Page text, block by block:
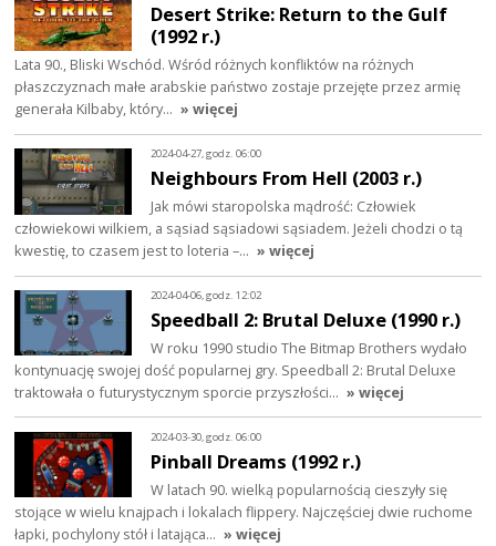
Desert Strike: Return to the Gulf
(1992 r.)
Lata 90., Bliski Wschód. Wśród różnych konfliktów na różnych
płaszczyznach małe arabskie państwo zostaje przejęte przez armię
generała Kilbaby, który… » więcej
2024-04-27, godz. 06:00
Neighbours From Hell (2003 r.)
Jak mówi staropolska mądrość: Człowiek
człowiekowi wilkiem, a sąsiad sąsiadowi sąsiadem. Jeżeli chodzi o tą
kwestię, to czasem jest to loteria –… » więcej
2024-04-06, godz. 12:02
Speedball 2: Brutal Deluxe (1990 r.)
W roku 1990 studio The Bitmap Brothers wydało
kontynuację swojej dość popularnej gry. Speedball 2: Brutal Deluxe
traktowała o futurystycznym sporcie przyszłości… » więcej
2024-03-30, godz. 06:00
Pinball Dreams (1992 r.)
W latach 90. wielką popularnością cieszyły się
stojące w wielu knajpach i lokalach flippery. Najczęściej dwie ruchome
łapki, pochylony stół i latająca… » więcej